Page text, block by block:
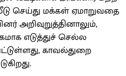
செய்து மக்கள் ஏமாறுவதை
அறிவுறுத்தினாலும்,
எடுத்துச் செல்ல
காவல்துறை